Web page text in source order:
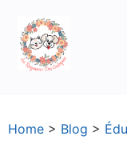
Home > Blog >